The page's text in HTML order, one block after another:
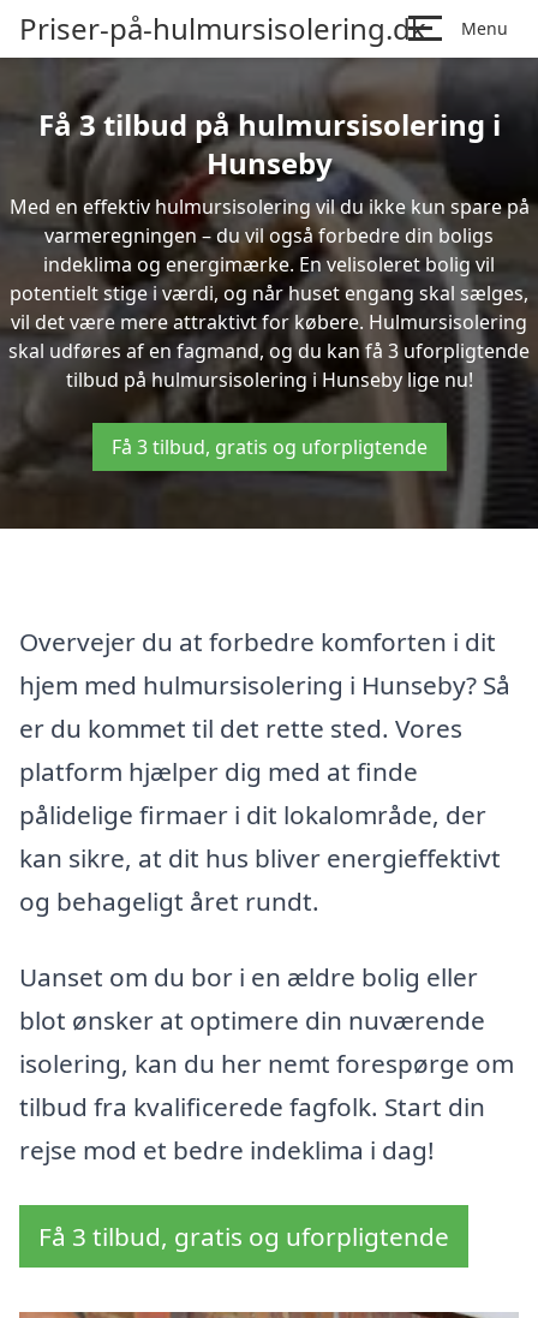
Priser-på-hulmursisolering.dk Menu
Få 3 tilbud på hulmursisolering i
Hunseby
Med en effektiv hulmursisolering vil du ikke kun spare på
varmeregningen – du vil også forbedre din boligs
indeklima og energimærke. En velisoleret bolig vil
potentielt stige i værdi, og når huset engang skal sælges,
vil det være mere attraktivt for købere. Hulmursisolering
skal udføres af en fagmand, og du kan få 3 uforpligtende
tilbud på hulmursisolering i Hunseby lige nu!
Få 3 tilbud, gratis og uforpligtende
Overvejer du at forbedre komforten i dit
hjem med hulmursisolering i Hunseby? Så
er du kommet til det rette sted. Vores
platform hjælper dig med at finde
pålidelige firmaer i dit lokalområde, der
kan sikre, at dit hus bliver energieffektivt
og behageligt året rundt.
Uanset om du bor i en ældre bolig eller
blot ønsker at optimere din nuværende
isolering, kan du her nemt forespørge om
tilbud fra kvalificerede fagfolk. Start din
rejse mod et bedre indeklima i dag!
Få 3 tilbud, gratis og uforpligtende